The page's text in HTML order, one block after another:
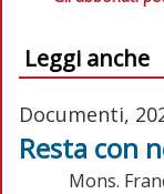
Leggi anche
Documenti,
Resta con
Mons.